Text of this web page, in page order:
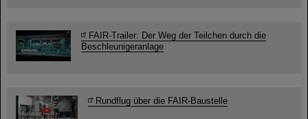
FAIR-Trailer: Der Weg der Teilchen durch die
Beschleunigeranlage
Rundflug über die FAIR-Baustelle